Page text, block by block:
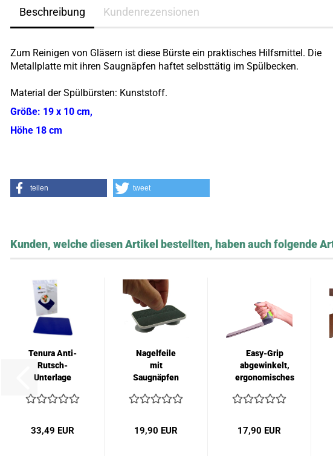
Beschreibung Kundenrezensionen
Zum Reinigen von Gläsern ist diese Bürste ein praktisches Hilfsmittel. Die
Metallplatte mit ihren Saugnäpfen haftet selbsttätig im Spülbecken.
Material der Spülbürsten: Kunststoff.
Größe: 19 x 10 cm,
Höhe 18 cm
teilen tweet
Kunden, welche diesen Artikel bestellten, haben auch folgende
Tenura Anti-
Rutsch-
Unterlage
38x45cm...
33,49 EUR
Nagelfeile
mit
Saugnäpfen
19,90 EUR
Easy-Grip
abgewinkelt,
ergonomisches
17,90 EUR